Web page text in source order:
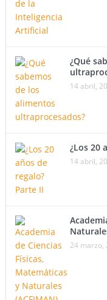
¿Qué
14 abril,
¿Los 20
14 abril,
24 marzo,